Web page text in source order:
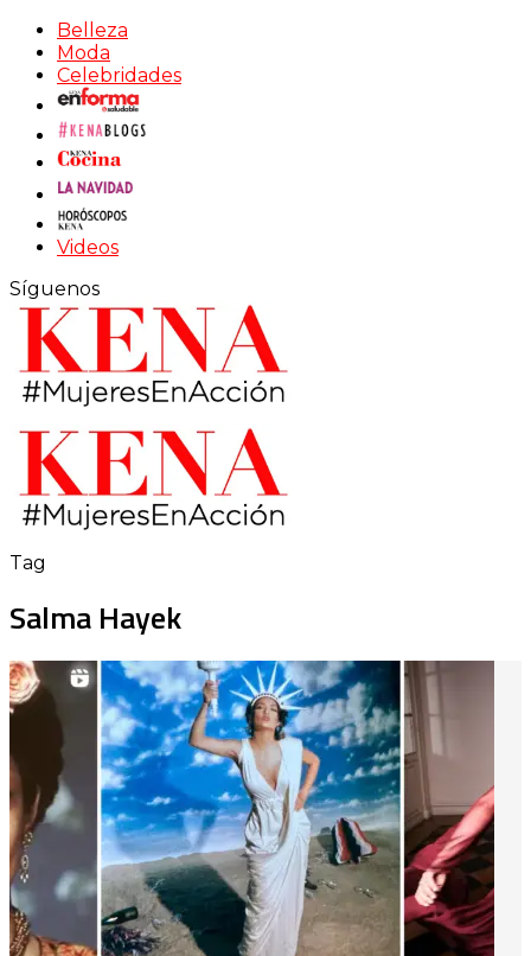
Belleza
Moda
Celebridades
Videos
Síguenos
Tag
Salma Hayek